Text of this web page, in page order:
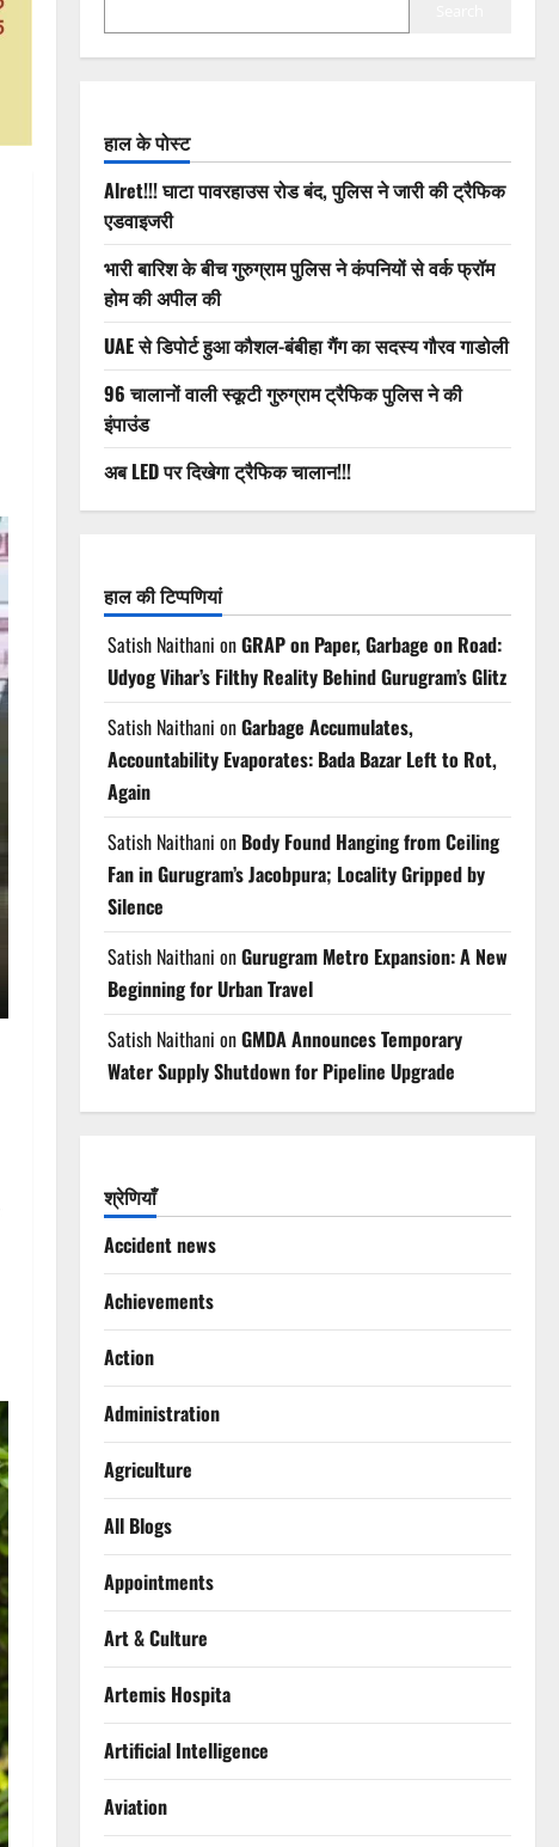
हाल के पोस्ट
Alret!!! घाटा पावरहाउस रोड बंद, पुलिस ने जारी की ट्रैफिक
एडवाइजरी
भारी बारिश के बीच गुरुग्राम पुलिस ने कंपनियों से वर्क फ्रॉम
होम की अपील की
UAE से डिपोर्ट हुआ कौशल-बंबीहा गैंग का सदस्य गौरव गाडोली
96 चालानों वाली स्कूटी गुरुग्राम ट्रैफिक पुलिस ने की
इंपाउंड
अब LED पर दिखेगा ट्रैफिक चालान!!!
हाल की टिप्पणियां
Satish Naithani onGRAP on Paper, Garbage on Road:
Udyog Vihar’s Filthy Reality Behind Gurugram’s Glitz
Satish Naithani onGarbage Accumulates,
Accountability Evaporates: Bada Bazar Left to Rot,
Again
Satish Naithani on Body Found Hanging from Ceiling
Fan in Gurugram’s Jacobpura; Locality Gripped by
Silence
Satish Naithani onGurugram Metro Expansion: A New
Beginning for Urban Travel
Satish Naithani onGMDA Announces Temporary
Water Supply Shutdown for Pipeline Upgrade
श्रेणियाँ
Accident news
Achievements
Action
Administration
Agriculture
All Blogs
Appointments
Art & Culture
Artemis Hospita
Artificial Intelligence
Aviation